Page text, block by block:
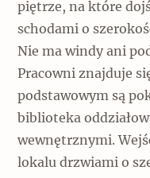
piętrze, na które
schodami o
Nie ma windy ani
Pracowni znajduje
podstawowym są
biblioteka
wewnętrznymi.
lokalu drzwiami o